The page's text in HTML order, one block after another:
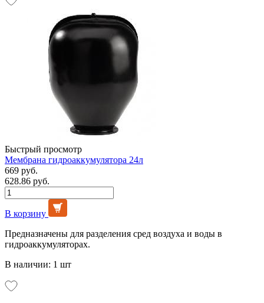
Быстрый просмотр
Мембрана гидроаккумулятора 24л
669 руб.
628.86 руб.
В корзину
Предназначены для разделения сред воздуха и воды в
гидроаккумуляторах.
В наличии: 1 шт